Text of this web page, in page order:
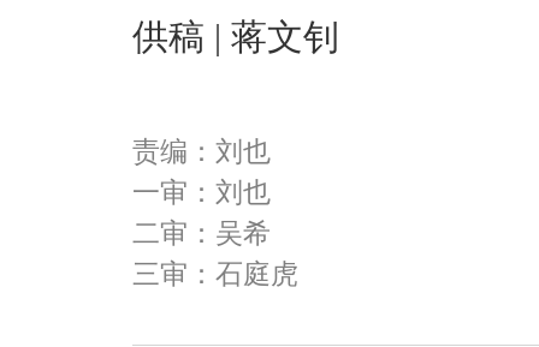
供稿 | 蒋文钊
责编：刘也
一审：刘也
二审：吴希
三审：石庭虎